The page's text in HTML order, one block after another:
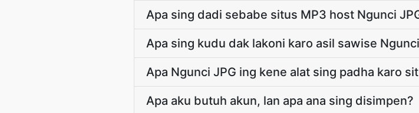
Apa sing dadi sebabe situs MP3 host Ngunci
Apa sing kudu dak lakoni karo asil sawise
Apa Ngunci JPG ing kene alat sing padha karo
Apa aku butuh akun, lan apa ana sing disimpen?